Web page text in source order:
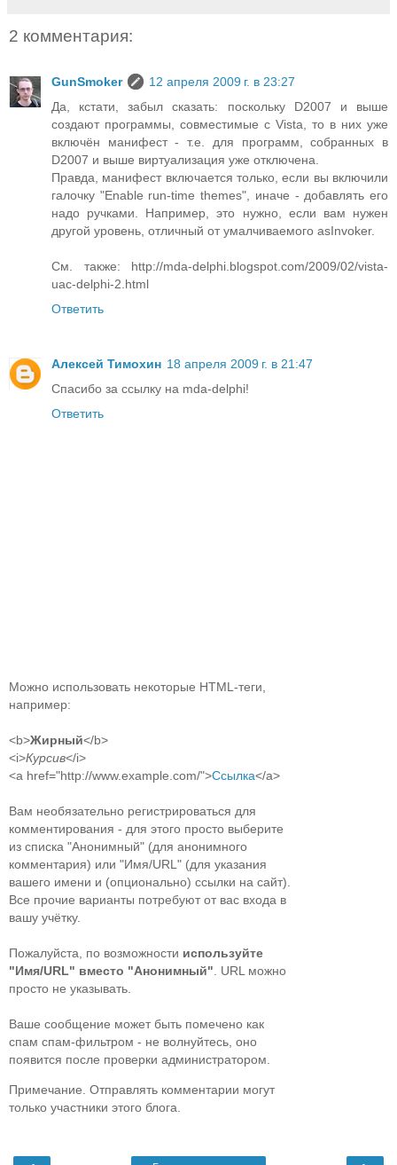
2 комментария:
GunSmoker
12 апреля 2009 г. в 23:27
Да, кстати, забыл сказать: поскольку D2007 и выше
создают программы, совместимые с Vista, то в них уже
включён манифест - т.е. для программ, собранных в
D2007 и выше виртуализация уже отключена.
Правда, манифест включается только, если вы включили
галочку "Enable run-time themes", иначе - добавлять его
надо ручками. Например, это нужно, если вам нужен
другой уровень, отличный от умалчиваемого asInvoker.
См. также: http://mda-delphi.blogspot.com/2009/02/vista-
uac-delphi-2.html
Ответить
Алексей Тимохин 18 апреля 2009 г. в 21:47
Спасибо за ссылку на mda-delphi!
Ответить
Можно использовать некоторые HTML-теги,
например:
<b>Жирный</b>
<i>Курсив</i>
<a href="http://www.example.com/">Ссылка</a>
Вам необязательно регистрироваться для
комментирования - для этого просто выберите
из списка "Анонимный" (для анонимного
комментария) или "Имя/URL" (для указания
вашего имени и (опционально) ссылки на сайт).
Все прочие варианты потребуют от вас входа в
вашу учётку.
Пожалуйста, по возможности используйте
"Имя/URL" вместо "Анонимный" . URL можно
просто не указывать.
Ваше сообщение может быть помечено как
спам спам-фильтром - не волнуйтесь, оно
появится после проверки администратором.
Примечание. Отправлять комментарии могут
только участники этого блога.